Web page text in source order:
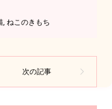
,ねこのきもち